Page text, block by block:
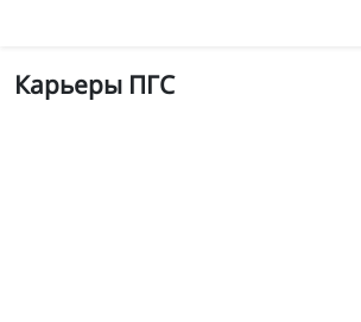
Карьеры ПГС